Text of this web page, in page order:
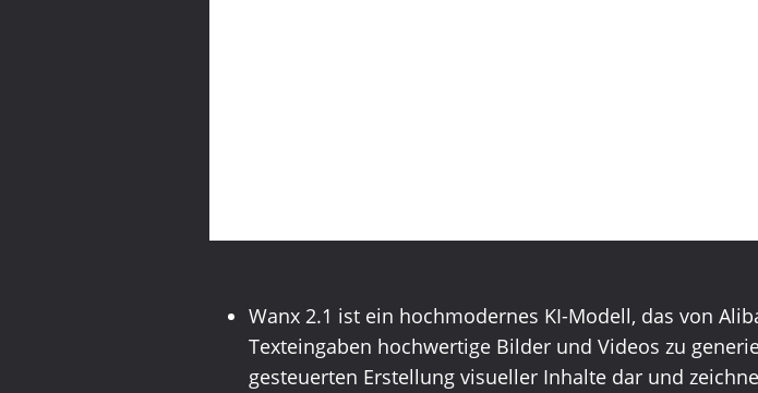
Wanx 2.1 ist ein hochmodernes KI-Modell, das von
Texteingaben hochwertige Bilder und Videos zu
gesteuerten Erstellung visueller Inhalte dar und